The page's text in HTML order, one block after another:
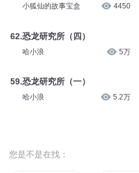
小狐仙的故事宝盒 4450
62.恐龙研究所（四）
哈小浪 5万
59.恐龙研究所（一）
哈小浪 5.2万
您是不是在找：